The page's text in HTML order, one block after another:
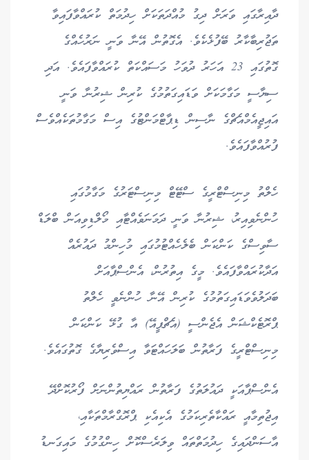
ދާއިރާގައި ވަރަށް ދިގު މުއްދަތަކަށް ހިދުމަތް ކުރައްވާފައިވާ
ތަޖުރިބާކާރު ބޭފުޅެކެވެ. އެގޮތުން އޭނާ ވަނީ ނަރުހެއްގެ
ގޮތުގައި 23 އަހަރު ދުވަހު މަސައްކަތް ކުރައްވާފައެވެ. އަދި
ސިޔާސީ މަގާމަކަށް ވަޑައިގަތުމުގެ ކުރިން ޝިރުނާ ވަނީ
އައިޖީއެމްއެޗްގެ ނާސިން ޑިޕާޓްމަންޓުގެ އިސް މަގާމުތަކެއްވެސް
ފުރުއްވާފައެވެ.
ހެލްތު މިނިސްޓްރީގެ ސްޓޭޓް މިނިސްޓަރުގެ މަގާމުގައި
ހުންނެވިއިރު، ޝިރުނާ ވަނީ ދަމަނަވެއްޓާއި މޯލްޑިވިއަން ބްލަޑް
ސާވިސްގެ ކަންކަން ބެލެހެއްޓުމުގައި މުހިންމު ދައުރެއް
އަދާކުރައްވާފައެވެ. މީގެ އިތުރުން، އެންސްޕާއަށް
ބަދަލުވެވަޑައިގަތުމުގެ ކުރިން އޭނާ ހުންނެވީ ހެލްތު
ޕްރޮޓެކްޝަން އެޖެންސީ (އެޗްޕީއޭ) އާ ގުޅޭ ކަންކަން
މިނިސްޓްރީގެ ފަރާތުން ބަލަހައްޓަވާ އިސްވެރިޔާގެ ގޮތުގައެވެ.
އެންސްޕާއަކީ ދައުލަތުގެ ފަރާތުން ރައްޔިތުންނަށް ފޯރުކޮށްދޭ
އިޖުތިމާއީ ރައްކާތެރިކަމުގެ އެކިއެކި ޕްރޮގްރާމްތަކާއި،
އާސަންދައިގެ ހިދުމަތްތައް ވިލަރެސްކޮށް ހިންގުމުގެ މައިގަނޑު